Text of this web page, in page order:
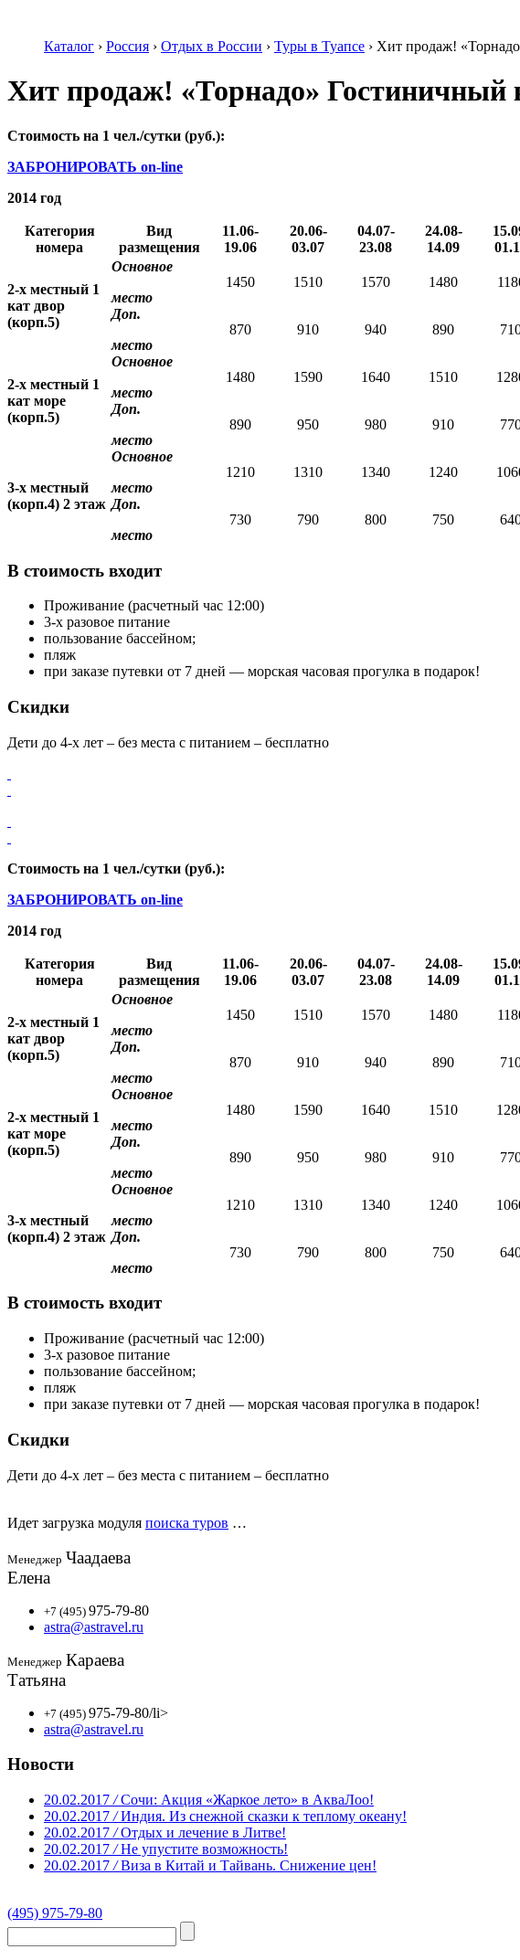
Каталог › Россия › Отдых в России › Туры в Туапсе › Хит продаж!
Хит продаж! «Торнадо» Гостиничный
Стоимость на 1 чел./сутки (руб.):
ЗАБРОНИРОВАТЬ on-line
2014 год
Категория
номера
Вид
размещения
11.06-
19.06
20.06-
03.07
04.07-
23.08
24.08-
14.09
2-х местный 1
кат двор
(корп.5)
Основное
место
1450 1510 1570 1480
Доп.
место
870 910 940 890
2-х местный 1
кат море
(корп.5)
Основное
место
1480 1590 1640 1510
Доп.
место
890 950 980 910
3-х местный
(корп.4) 2 этаж
Основное
место
1210 1310 1340 1240
Доп.
место
730 790 800 750
В стоимость входит
Проживание (расчетный час 12:00)
3-х разовое питание
пользование бассейном;
пляж
при заказе путевки от 7 дней — морская часовая прогулка в подарок!
Скидки
Дети до 4-х лет – без места с питанием – бесплатно
Стоимость на 1 чел./сутки (руб.):
ЗАБРОНИРОВАТЬ on-line
2014 год
Категория
номера
Вид
размещения
11.06-
19.06
20.06-
03.07
04.07-
23.08
24.08-
14.09
2-х местный 1
кат двор
(корп.5)
Основное
место
1450 1510 1570 1480
Доп.
место
870 910 940 890
2-х местный 1
кат море
(корп.5)
Основное
место
1480 1590 1640 1510
Доп.
место
890 950 980 910
3-х местный
(корп.4) 2 этаж
Основное
место
1210 1310 1340 1240
Доп.
место
730 790 800 750
В стоимость входит
Проживание (расчетный час 12:00)
3-х разовое питание
пользование бассейном;
пляж
при заказе путевки от 7 дней — морская часовая прогулка в подарок!
Скидки
Дети до 4-х лет – без места с питанием – бесплатно
Идет загрузка модуля поиска туров …
Менеджер Чаадаева
Елена
+7 (495) 975-79-80
astra@astravel.ru
Менеджер Караева
Татьяна
+7 (495) 975-79-80/li>
astra@astravel.ru
Новости
20.02.2017 / Сочи: Акция «Жаркое лето» в АкваЛоо!
20.02.2017 / Индия. Из снежной сказки к теплому океану!
20.02.2017 / Отдых и лечение в Литве!
20.02.2017 / Не упустите возможность!
20.02.2017 / Виза в Китай и Тайвань. Снижение цен!
(495) 975-79-80